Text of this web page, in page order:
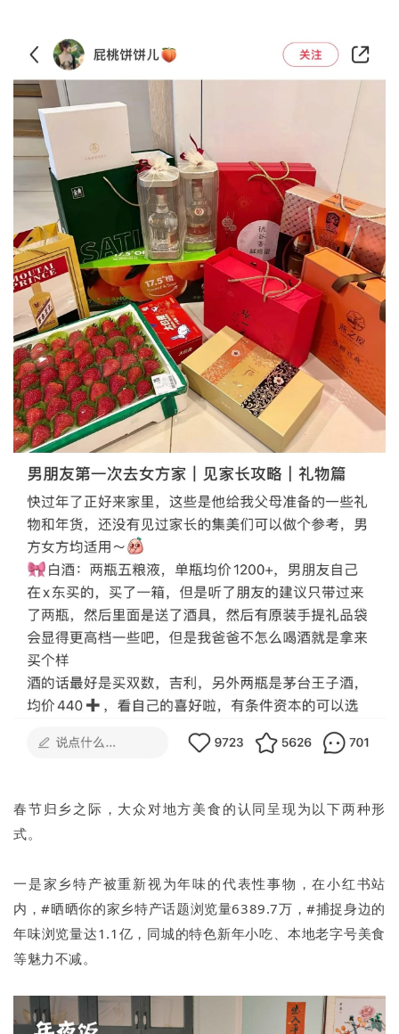
春节归乡之际，大众对地方美食的认同呈现为以下两种形
式。
一是家乡特产被重新视为年味的代表性事物，在小红书站
内，#晒晒你的家乡特产话题浏览量6389.7万，#捕捉身边的
年味浏览量达1.1亿，同城的特色新年小吃、本地老字号美食
等魅力不减。